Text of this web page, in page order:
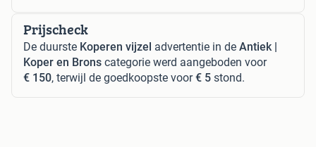
Prijscheck
De duurste Koperen vijzel advertentie in de Antiek |
Koper en Brons categorie werd aangeboden voor
€ 150, terwijl de goedkoopste voor€ 5 stond.